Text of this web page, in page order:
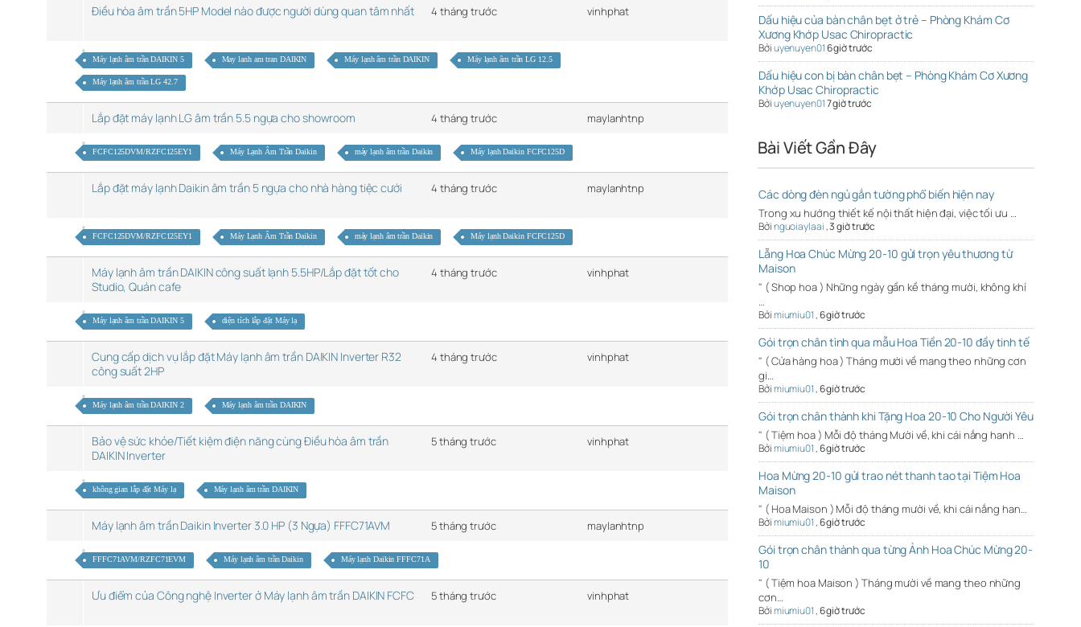
Điều hòa âm trần 5HP Model nào được người dùng quan tâm nhất 4 tháng trước vinhphat
Máy lạnh âm trần DAIKIN 5 May lanh am tran DAIKIN Máy lạnh âm trần DAIKIN Máy lạnh âm trần LG 12.5
Máy lạnh âm trần LG 42.7
Lắp đặt máy lạnh LG âm trần 5.5 ngựa cho showroom 4 tháng trước maylanhtnp
FCFC125DVM/RZFC125EY1 Máy Lạnh Âm Trần Daikin máy lạnh âm trần Daikin Máy lạnh Daikin FCFC125D
Lắp đặt máy lạnh Daikin âm trần 5 ngựa cho nhà hàng tiệc cưới 4 tháng trước maylanhtnp
FCFC125DVM/RZFC125EY1 Máy Lạnh Âm Trần Daikin máy lạnh âm trần Daikin Máy lạnh Daikin FCFC125D
Máy lạnh âm trần DAIKIN công suất lạnh 5.5HP/Lắp đặt tốt cho
Studio, Quán cafe
4 tháng trước vinhphat
Máy lạnh âm trần DAIKIN 5 diện tích lắp đặt Máy lạ
Cung cấp dịch vụ lắp đặt Máy lạnh âm trần DAIKIN Inverter R32
công suất 2HP
4 tháng trước vinhphat
Máy lạnh âm trần DAIKIN 2 Máy lạnh âm trần DAIKIN
Bảo vệ sức khỏe/Tiết kiệm điện năng cùng Điều hòa âm trần
DAIKIN Inverter
5 tháng trước vinhphat
không gian lắp đặt Máy lạ Máy lạnh âm trần DAIKIN
Máy lạnh âm trần Daikin Inverter 3.0 HP (3 Ngựa) FFFC71AVM 5 tháng trước maylanhtnp
FFFC71AVM/RZFC71EVM Máy lạnh âm trần Daikin Máy lạnh Daikin FFFC71A
Ưu điểm của Công nghệ Inverter ở Máy lạnh âm trần DAIKIN FCFC 5 tháng trước vinhphat
Dấu hiệu của bàn chân bẹt ở trẻ – Phòng Khám Cơ
Xương Khớp Usac Chiropractic
Bởiuyenuyen016 giờ trước
Dấu hiệu con bị bàn chân bẹt – Phòng Khám Cơ Xương
Khớp Usac Chiropractic
Bởiuyenuyen017 giờ trước
Bài Viết Gần Đây
Các dòng đèn ngủ gắn tường phổ biến hiện nay
Trong xu hướng thiết kế nội thất hiện đại, việc tối ưu …
Bởinguoiaylaai,3 giờ trước
Lẵng Hoa Chúc Mừng 20-10 gửi trọn yêu thương từ
Maison
" ( Shop hoa ) Những ngày gần kề tháng mười, không khí
…
Bởimiumiu01,6 giờ trước
Gói trọn chân tình qua mẫu Hoa Tiền 20-10 đầy tinh tế
" ( Cửa hàng hoa ) Tháng mười về mang theo những cơn
gi…
Bởimiumiu01,6 giờ trước
Gói trọn chân thành khi Tặng Hoa 20-10 Cho Người Yêu
" ( Tiệm hoa ) Mỗi độ tháng Mười về, khi cái nắng hanh …
Bởimiumiu01,6 giờ trước
Hoa Mừng 20-10 gửi trao nét thanh tao tại Tiệm Hoa
Maison
" ( Hoa Maison ) Mỗi độ tháng mười về, khi cái nắng han…
Bởimiumiu01,6 giờ trước
Gói trọn chân thành qua từng Ảnh Hoa Chúc Mừng 20-
10
" ( Tiệm hoa Maison ) Tháng mười về mang theo những
cơn…
Bởimiumiu01,6 giờ trước